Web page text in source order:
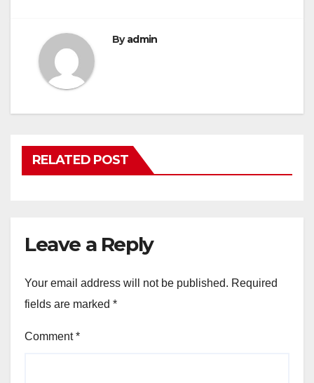
Byadmin
RELATED POST
Leave a Reply
Your email address will not be published. Required
fields are marked *
Comment*